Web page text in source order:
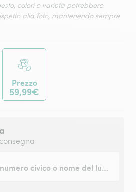
colori o varietà potrebbero
alla foto, mantenendo sempre
Prezzo
59,99€
Nome della via e numero civico o nome del luogo